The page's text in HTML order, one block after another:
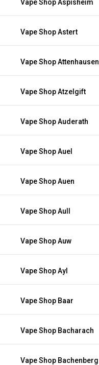
Vape Shop Aspisheim
Vape Shop Astert
Vape Shop Attenhausen
Vape Shop Atzelgift
Vape Shop Auderath
Vape Shop Auel
Vape Shop Auen
Vape Shop Aull
Vape Shop Auw
Vape Shop Ayl
Vape Shop Baar
Vape Shop Bacharach
Vape Shop Bachenberg